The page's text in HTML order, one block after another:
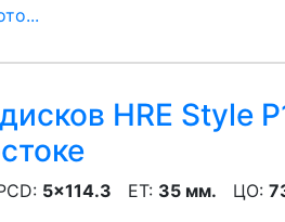
HRE Style
5x114.3 ET: 35 мм. ЦО: